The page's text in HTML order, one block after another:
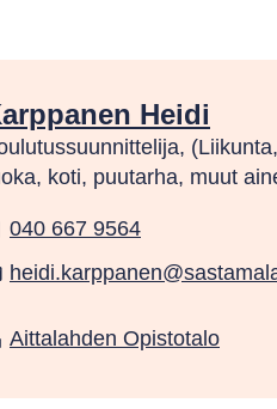
Heidi
koti, puutarha, muut
040 667 9564
Aittalahden Opistotalo